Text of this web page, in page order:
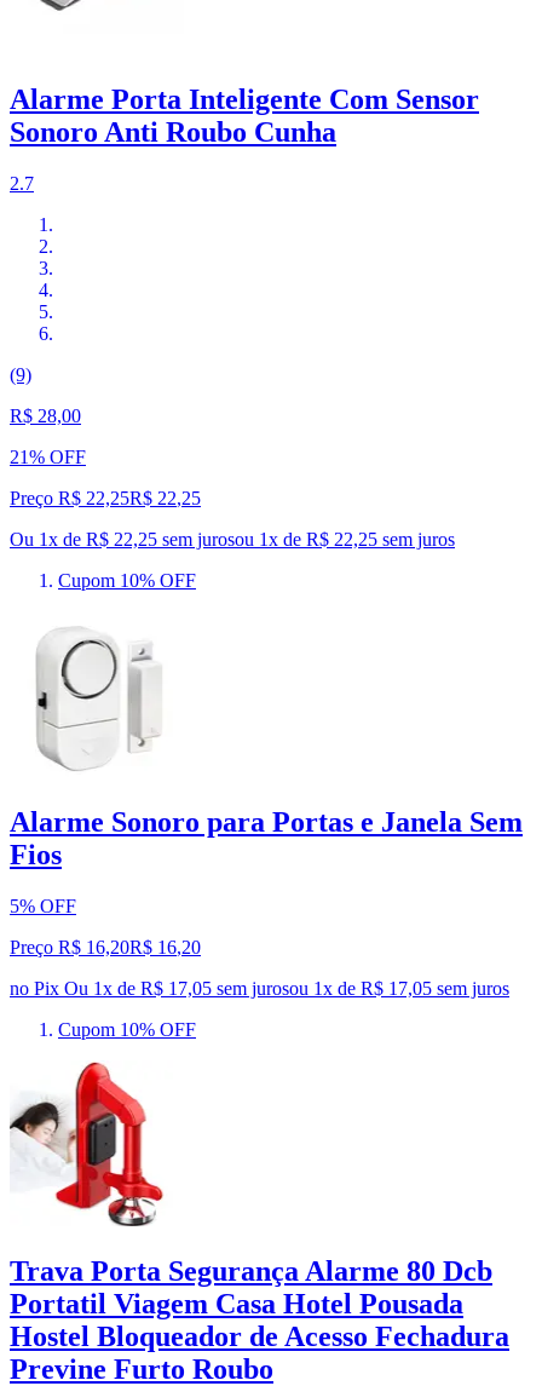
Alarme Porta Inteligente Com Sensor
Sonoro Anti Roubo Cunha
2.7
(9)
R$ 28,00
21% OFF
Preço R$ 22,25R$ 22,25
Ou 1x de R$ 22,25 sem jurosou 1x de R$ 22,25 sem juros
Cupom 10% OFF
Alarme Sonoro para Portas e Janela Sem
Fios
5% OFF
Preço R$ 16,20R$ 16,20
no Pix Ou 1x de R$ 17,05 sem jurosou 1x de R$ 17,05 sem juros
Cupom 10% OFF
Trava Porta Segurança Alarme 80 Dcb
Portatil Viagem Casa Hotel Pousada
Hostel Bloqueador de Acesso Fechadura
Previne Furto Roubo